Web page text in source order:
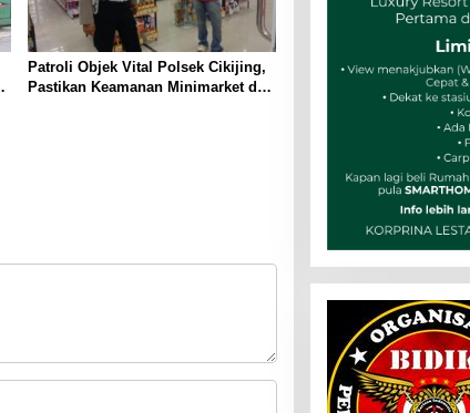
Patroli Objek Vital Polsek Cikijing,
Pastikan Keamanan Minimarket dan